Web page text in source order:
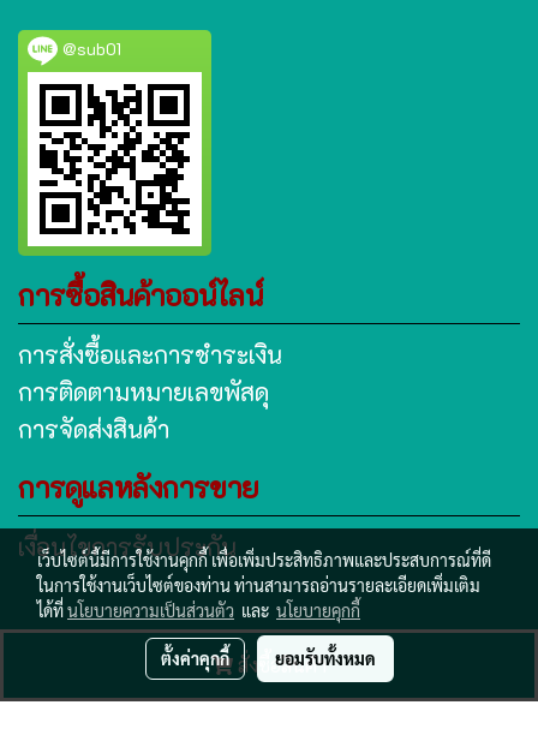
สั่งซื้อสินค้า
@sub01
การซื้อสินค้าออน์ไลน์
การสั่งซื้อและการชำระเงิน
การติดตามหมายเลขพัสดุ
การจัดส่งสินค้า
การดูแลหลังการขาย
เงื่อนไขการรับประกัน
www.subtanyanan.com
เว็บไซต์นี้มีการใช้งานคุกกี้ เพื่อเพิ่มประสิทธิภาพและประสบการณ์ที่ดี
ในการใช้งานเว็บไซต์ของท่าน ท่านสามารถอ่านรายละเอียดเพิ่มเติม
ได้ที่นโยบายความเป็นส่วนตัว และ นโยบายคุกกี้
ตั้งค่าคุกกี้ ยอมรับทั้งหมด